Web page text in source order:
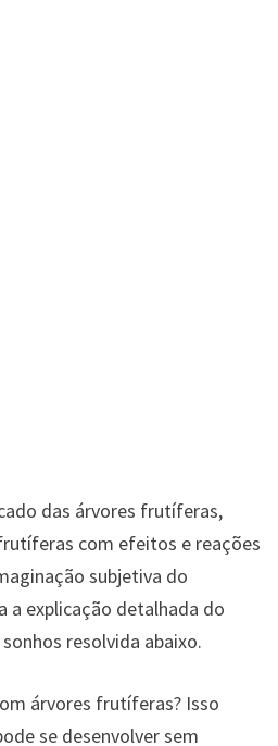
das árvores frutíferas,
com efeitos e reações
subjetiva do
a explicação detalhada do
resolvida abaixo.
árvores frutíferas? Isso
se desenvolver sem